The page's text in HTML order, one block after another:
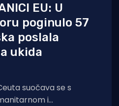
EU: U
poginulo 57
poslala
ukida
suočava se s
i